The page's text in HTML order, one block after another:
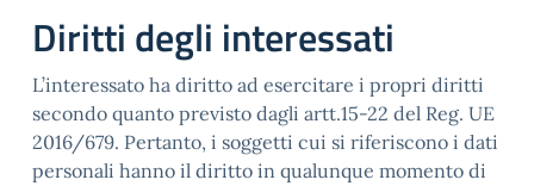
Diritti degli interessati
L’interessato ha diritto ad esercitare i propri diritti
secondo quanto previsto dagli artt.15-22 del Reg. UE
2016/679. Pertanto, i soggetti cui si riferiscono i dati
personali hanno il diritto in qualunque momento di